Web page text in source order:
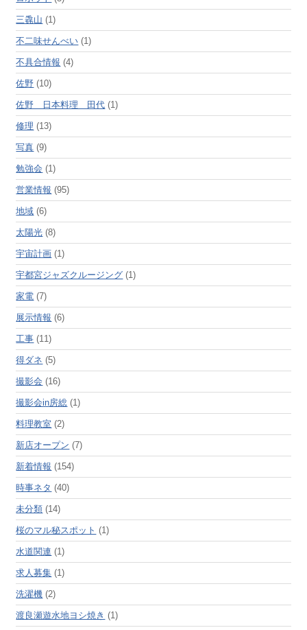
三毳山 (1)
不二味せんべい (1)
不具合情報 (4)
佐野 (10)
佐野 日本料理 田代 (1)
修理 (13)
写真 (9)
勉強会 (1)
営業情報 (95)
地域 (6)
太陽光 (8)
宇宙計画 (1)
宇都宮ジャズクルージング (1)
家電 (7)
展示情報 (6)
工事 (11)
得ダネ (5)
撮影会 (16)
撮影会in房総 (1)
料理教室 (2)
新店オープン (7)
新着情報 (154)
時事ネタ (40)
未分類 (14)
桜のマル秘スポット (1)
水道関連 (1)
求人募集 (1)
洗濯機 (2)
渡良瀬遊水地ヨシ焼き (1)